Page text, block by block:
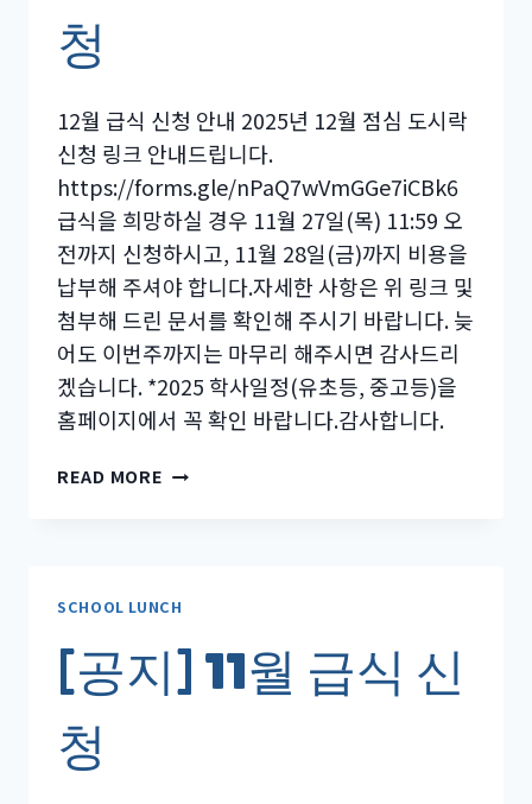
청
12월 급식 신청 안내 2025년 12월 점심 도시락
신청 링크 안내드립니다.
https://forms.gle/nPaQ7wVmGGe7iCBk6
급식을 희망하실 경우 11월 27일(목) 11:59 오
전까지 신청하시고, 11월 28일(금)까지 비용을
납부해 주셔야 합니다.자세한 사항은 위 링크 및
첨부해 드린 문서를 확인해 주시기 바랍니다. 늦
어도 이번주까지는 마무리 해주시면 감사드리
겠습니다. *2025 학사일정(유초등, 중고등)을
홈페이지에서 꼭 확인 바랍니다.감사합니다.
READ MORE [공
식
청
SCHOOL LUNCH
[공지] 11월 급식 신
청